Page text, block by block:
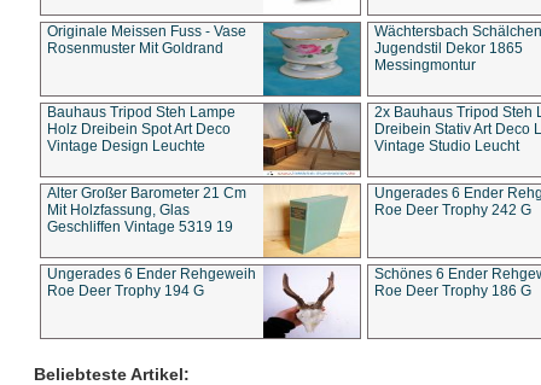
Originale Meissen Fuss - Vase
Rosenmuster Mit Goldrand
Wächtersbach Schälchen
Jugendstil Dekor 1865
Messingmontur
Bauhaus Tripod Steh Lampe
Holz Dreibein Spot Art Deco
Vintage Design Leuchte
2x Bauhaus Tripod Steh
Dreibein Stativ Art Deco
Vintage Studio Leucht
Alter Großer Barometer 21 Cm
Mit Holzfassung, Glas
Geschliffen Vintage 5319 19
Ungerades 6 Ender
Roe Deer Trophy 242 G
Ungerades 6 Ender Rehgeweih
Roe Deer Trophy 194 G
Schönes 6 Ender
Roe Deer Trophy 186 G
Beliebteste Artikel: